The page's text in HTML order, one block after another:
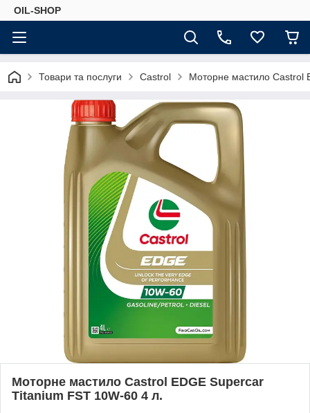
OIL-SHOP
Товари та послуги Castrol Моторне мастило Castrol
Моторне мастило Castrol EDGE Supercar
Titanium FST 10W-60 4 л.